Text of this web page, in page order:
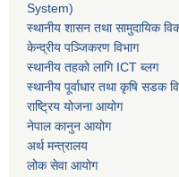
System)
स्थानीय शासन तथा सामुदायिक
केन्द्रीय पञ्जिकरण विभाग
स्थानीय तहको लागि ICT ब्लग
स्थानीय पूर्वाधार तथा कृषि सडक
राष्ट्रिय योजना आयोग
नेपाल कानुन आयोग
अर्थ मन्त्रालय
लोक सेवा आयोग